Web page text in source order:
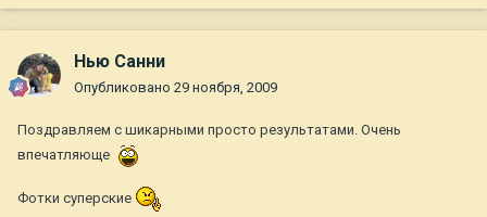
Нью Санни
Опубликовано 29 ноября, 2009
Поздравляем с шикарными просто результатами. Очень
впечатляюще
Фотки суперские